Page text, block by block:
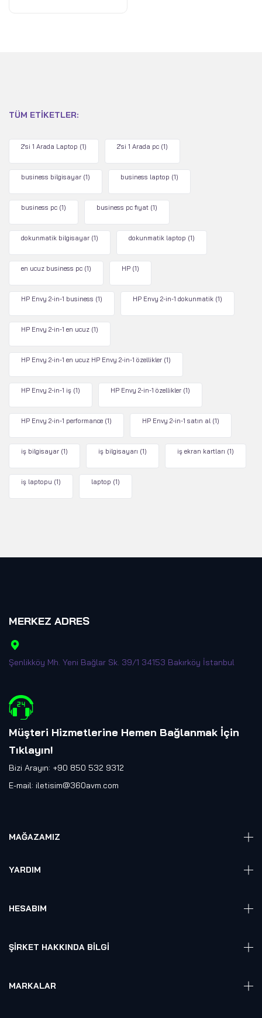
TÜM ETIKETLER:
2'si 1 Arada Laptop (1) 2'si 1 Arada pc (1)
business bilgisayar (1) business laptop (1)
business pc (1) business pc fiyat (1)
dokunmatik bilgisayar (1) dokunmatik laptop (1)
en ucuz business pc (1) HP (1)
HP Envy 2-in-1 business (1) HP Envy 2-in-1 dokunmatik (1)
HP Envy 2-in-1 en ucuz (1)
HP Envy 2-in-1 en ucuz HP Envy 2-in-1 özellikler (1)
HP Envy 2-in-1 iş (1) HP Envy 2-in-1 özellikler (1)
HP Envy 2-in-1 performance (1) HP Envy 2-in-1 satın al (1)
iş bilgisayar (1) iş bilgisayarı (1) iş ekran kartları (1)
iş laptopu (1) laptop (1)
MERKEZ ADRES
Şenlikköy Mh. Yeni Bağlar Sk. 39/1 34153 Bakırköy İstanbul
Müşteri Hizmetlerine Hemen Bağlanmak İçin
Tıklayın!
Bizi Arayın: +90 850 532 9312
E-mail: iletisim@360avm.com
MAĞAZAMIZ
VR Ready PC
Elektronik
YARDIM
HESABIM
Sepet
ŞIRKET HAKKINDA BILGI
Referanslarımız
MARKALAR